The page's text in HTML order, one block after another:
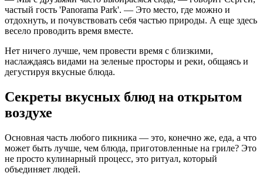
частый гость 'Panorama Park'. — Это место, где можно и
отдохнуть, и почувствовать себя частью природы. А еще здесь
весело проводить время вместе.
Нет ничего лучше, чем провести время с близкими,
наслаждаясь видами на зеленые просторы и реки, общаясь и
дегустируя вкусные блюда.
Секреты вкусных блюд на открытом
воздухе
Основная часть любого пикника — это, конечно же, еда, а что
может быть лучше, чем блюда, приготовленные на гриле? Это
не просто кулинарный процесс, это ритуал, который
объединяет людей.